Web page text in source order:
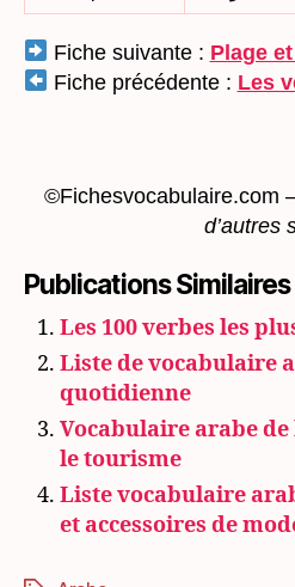
Fiche suivante : Plage
Fiche précédente : Les
©Fichesvocabulaire.com
d’autres
Publications Similaires
Les 100 verbes les
Liste de vocabulaire
quotidienne
Vocabulaire arabe de
le tourisme
Liste vocabulaire
et accessoires de